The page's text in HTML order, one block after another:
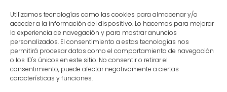
Utilizamos tecnologías como las cookies para almacenar y/o
acceder a la información del dispositivo. Lo hacemos para mejorar
la experiencia de navegación y para mostrar anuncios
personalizados. El consentimiento a estas tecnologías nos
permitirá procesar datos como el comportamiento de navegación
o los ID's únicos en este sitio. No consentir o retirar el
consentimiento, puede afectar negativamente a ciertas
características y funciones.
Aviso Legal
Contacto
La información que se muestra en
ElMetroMonterrey.comes sólo informativa para
todos los usuarios que desean conocer toda la